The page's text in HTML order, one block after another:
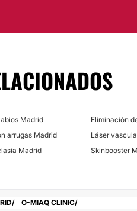
y vanguardia necesaria para
Madrid Eliminación
arrugas Madrid Láser
Madrid Skinbooster
O-MIAQ CLINIC